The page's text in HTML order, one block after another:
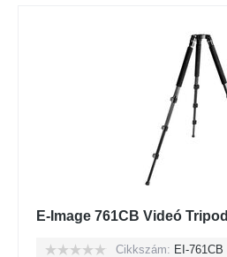
E-Image 761CB Videó Tripod
Cikkszám: EI-761CB